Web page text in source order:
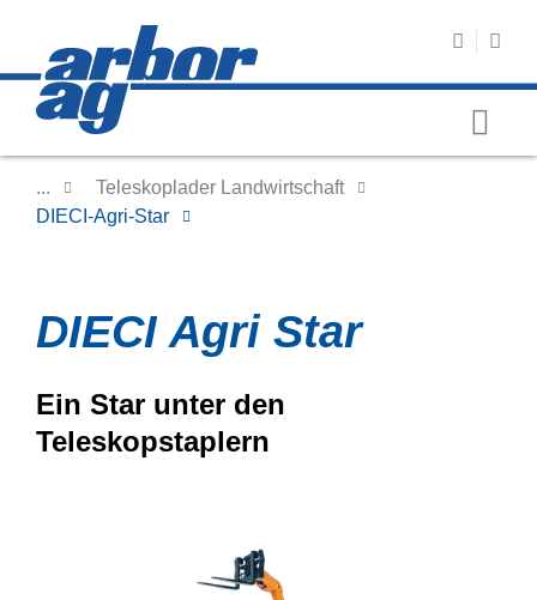
...
Teleskoplader Landwirtschaft
DIECI-Agri-Star
DIECI Agri Star
Ein Star unter den
Teleskopstaplern